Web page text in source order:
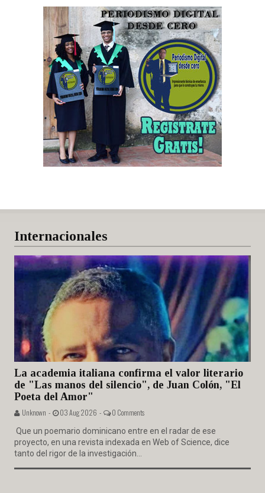
Internacionales
La academia italiana confirma el valor literario
de "Las manos del silencio", de Juan Colón, "El
Poeta del Amor"
Unknown - 03 Aug 2026 - 0 Comments
Que un poemario dominicano entre en el radar de ese
proyecto, en una revista indexada en Web of Science, dice
tanto del rigor de la investigación...